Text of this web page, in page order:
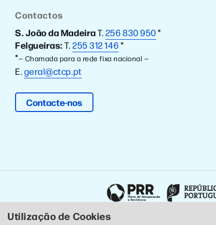
Contactos
S. João da MadeiraT.256 830 950*
Felgueiras:T.255 312 146*
*— Chamada para a rede fixa nacional —
E.geral@ctcp.pt
Contacte-nos
Utilização de Cookies